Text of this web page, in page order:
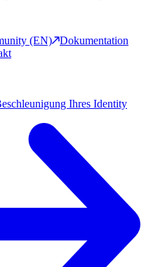
(EN)
Dokumentation
Ihres Identity